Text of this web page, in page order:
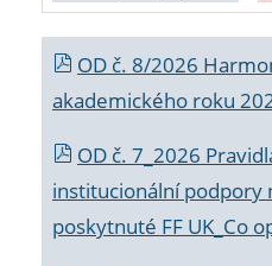
OD č. 8/2026
akademického roku
OD č. 7_2026
institucionální podpory
poskytnuté FF UK_Co